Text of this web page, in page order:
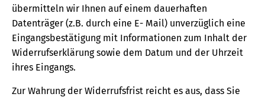
übermitteln wir Ihnen auf einem dauerhaften
Datenträger (z.B. durch eine E- Mail) unverzüglich eine
Eingangsbestätigung mit Informationen zum Inhalt der
Widerrufserklärung sowie dem Datum und der Uhrzeit
ihres Eingangs.
Zur Wahrung der Widerrufsfrist reicht es aus, dass Sie